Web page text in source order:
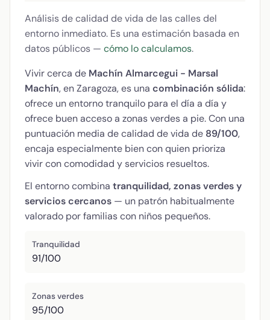
Análisis de calidad de vida de las calles del
entorno inmediato. Es una estimación basada en
datos públicos — cómo lo calculamos.
Vivir cerca de Machín Almarcegui - Marsal
Machín, en Zaragoza, es una combinación sólida:
ofrece un entorno tranquilo para el día a día y
ofrece buen acceso a zonas verdes a pie. Con una
puntuación media de calidad de vida de 89/100,
encaja especialmente bien con quien prioriza
vivir con comodidad y servicios resueltos.
El entorno combina tranquilidad, zonas verdes y
servicios cercanos — un patrón habitualmente
valorado por familias con niños pequeños.
Tranquilidad
91/100
Zonas verdes
95/100